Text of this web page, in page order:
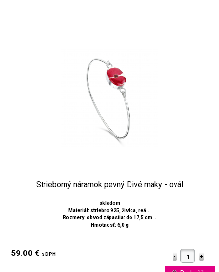
Strieborný náramok pevný Divé maky - ovál
skladom
Materiál: striebro 925, živica, reá...
Rozmery: obvod zápastia: do 17,5 cm...
Hmotnosť: 6,0 g
59.00 € s DPH